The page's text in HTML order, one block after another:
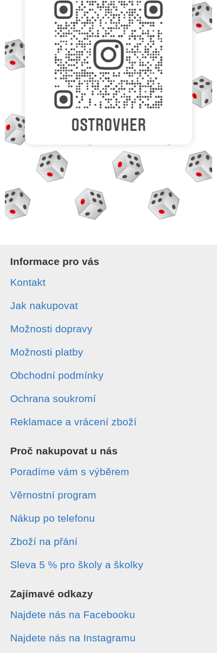
Informace pro vás
Kontakt
Jak nakupovat
Možnosti dopravy
Možnosti platby
Obchodní podmínky
Ochrana soukromí
Reklamace a vrácení zboží
Proč nakupovat u nás
Poradíme vám s výběrem
Věrnostní program
Nákup po telefonu
Zboží na přání
Sleva 5 % pro školy a školky
Zajímavé odkazy
Najdete nás na Facebooku
Najdete nás na Instagramu